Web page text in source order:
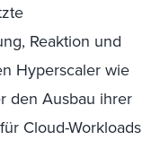
Reaktion und
Hyperscaler wie
den Ausbau ihrer
Cloud-Workloads